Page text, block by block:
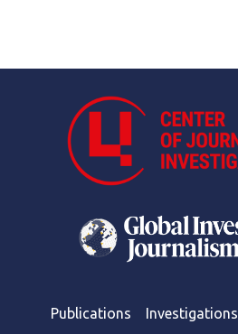
Publications Investigations